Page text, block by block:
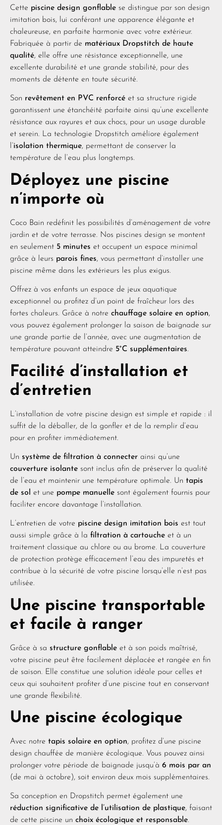
Cette piscine design gonflable se distingue par son design
imitation bois, lui conférant une apparence élégante et
chaleureuse, en parfaite harmonie avec votre extérieur.
Fabriquée à partir de matériaux Dropstitch de haute
qualité, elle offre une résistance exceptionnelle, une
excellente durabilité et une grande stabilité, pour des
moments de détente en toute sécurité.
Son revêtement en PVC renforcé et sa structure rigide
garantissent une étanchéité parfaite ainsi qu’une excellente
résistance aux rayures et aux chocs, pour un usage durable
et serein. La technologie Dropstitch améliore également
l’isolation thermique, permettant de conserver la
température de l’eau plus longtemps.
Déployez une piscine
n’importe où
Coco Bain redéfinit les possibilités d’aménagement de votre
jardin et de votre terrasse. Nos piscines design se montent
en seulement 5 minutes et occupent un espace minimal
grâce à leurs parois fines, vous permettant d’installer une
piscine même dans les extérieurs les plus exigus.
Offrez à vos enfants un espace de jeux aquatique
exceptionnel ou profitez d’un point de fraîcheur lors des
fortes chaleurs. Grâce à notre chauffage solaire en option,
vous pouvez également prolonger la saison de baignade sur
une grande partie de l’année, avec une augmentation de
température pouvant atteindre 5°C supplémentaires.
Facilité d’installation et
d’entretien
L’installation de votre piscine design est simple et rapide : il
suffit de la déballer, de la gonfler et de la remplir d’eau
pour en profiter immédiatement.
Un système de filtration à connecter ainsi qu’une
couverture isolante sont inclus afin de préserver la qualité
de l’eau et maintenir une température optimale. Un tapis
de sol
et une pompe manuelle sont également fournis pour
faciliter encore davantage l’installation.
L’entretien de votre piscine design imitation bois est tout
aussi simple grâce à la filtration à cartouche et à un
traitement classique au chlore ou au brome. La couverture
de protection protège efficacement l’eau des impuretés et
contribue à la sécurité de votre piscine lorsqu’elle n’est pas
utilisée.
Une piscine transportable
et facile à ranger
Grâce à sa structure gonflable et à son poids maîtrisé,
votre piscine peut être facilement déplacée et rangée en fin
de saison. Elle constitue une solution idéale pour celles et
ceux qui souhaitent profiter d’une piscine tout en conservant
une grande flexibilité.
Une piscine écologique
Avec notre tapis solaire en option, profitez d’une piscine
design chauffée de manière écologique. Vous pouvez ainsi
prolonger votre période de baignade jusqu’à 6 mois par an
(de mai à octobre), soit environ deux mois supplémentaires.
Sa conception en Dropstitch permet également une
réduction significative de l’utilisation de plastique, faisant
de cette piscine un choix écologique et responsable.